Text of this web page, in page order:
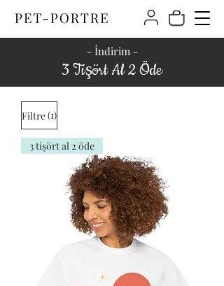
- İndirim -
3 Tişört Al 2 Öde
Filtre(1)
3 tişört al 2 öde